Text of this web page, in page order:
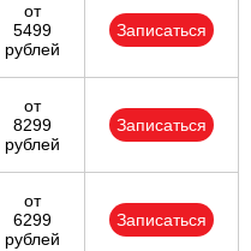
от
5499
рублей
Записаться
от
8299
рублей
Записаться
от
6299
рублей
Записаться